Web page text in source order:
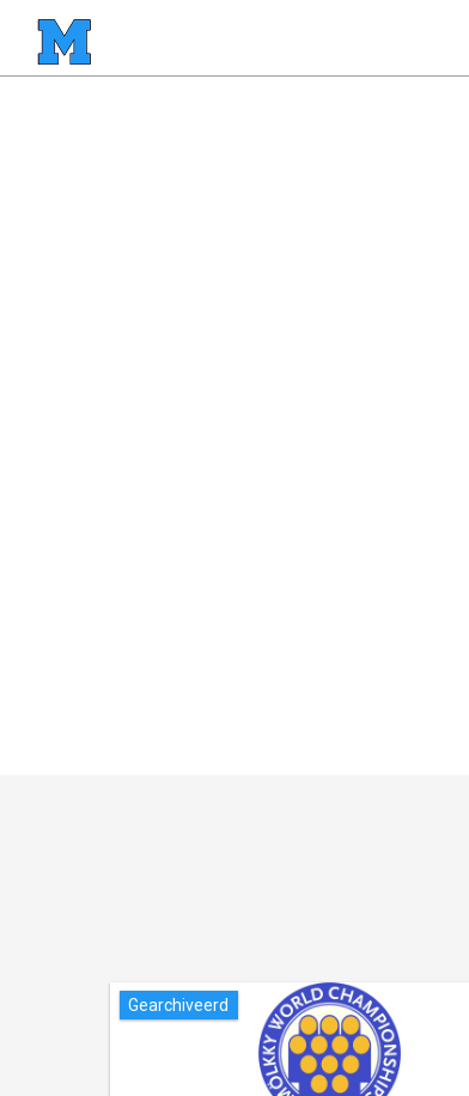
Gearchiveerd